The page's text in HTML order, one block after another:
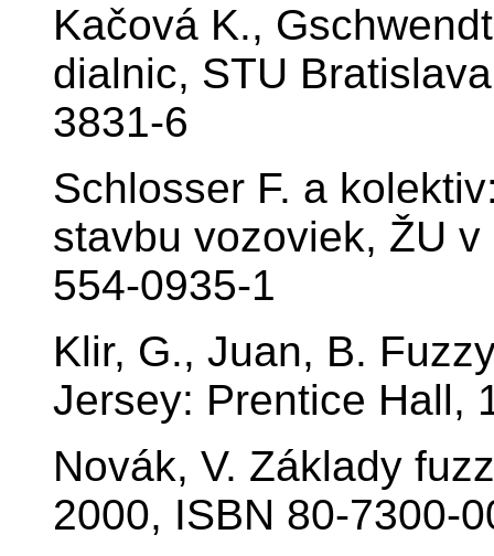
Kačová K.,
dialnic, STU
3831-6
Schlosser F. a
stavbu vozoviek, ŽU
554-0935-1
Klir, G., Juan, B.
Jersey: Prentice Hall,
Novák, V. Základy
2000, ISBN 80-7300-